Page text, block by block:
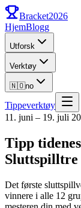
Bracket2026
HjemBlogg
Utforsk
Verktøy
🇳🇴no
Tippeverktøy
11. juni – 19. juli
Tipp
Sluttspilltre
Det første
vinnere i alle 12